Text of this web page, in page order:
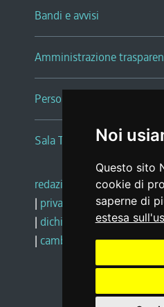
Noi
Questo sito
cookie di
saperne di
estesa
Bandi e avvisi
Amministrazione
Persone e Uffici
Sala Tiziano Tessitori
redazione web |note
| privacy
social media
| dichiarazione di
| cambio preferenze cookie